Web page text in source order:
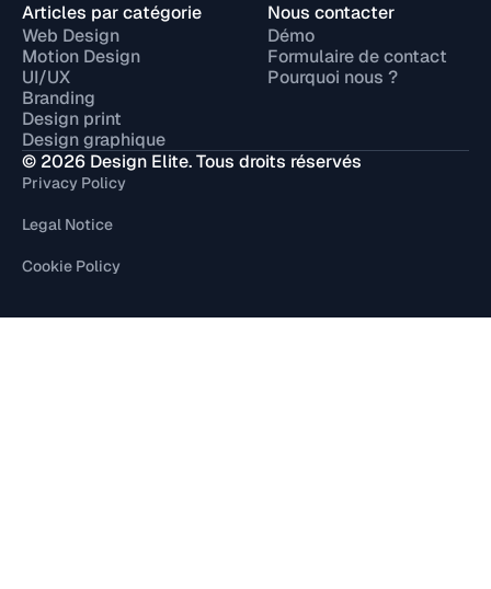
Articles par catégorie
Web Design
Motion Design
UI/UX
Branding
Design print
Design graphique
Nous contacter
Démo
Formulaire de contact
Pourquoi nous ?
© 2026 Design Elite. Tous droits réservés
Privacy Policy
Legal Notice
Cookie Policy